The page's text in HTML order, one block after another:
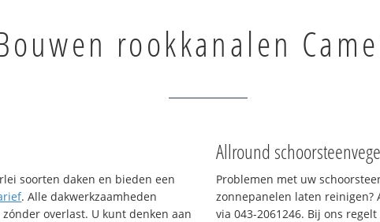
rookkanalen
soorten daken en bieden een
. Alle dakwerkzaamheden
overlast. U kunt denken aan
Allround
Problemen met uw
zonnepanelen laten reinigen?
via 043-2061246. Bij ons